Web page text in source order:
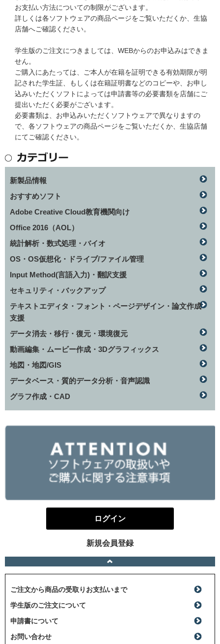
お支払い方法についての制限がございます。
詳しくは各ソフトウェアの商品ページをご覧いただくか、生協
店舗へご確認ください。
学生版のご注文につきましては、WEBからのお申込みはできま
せん。
ご購入にあたっては、ご本人が在籍を証明できる有効期限が明
記された学生証、もしくは在籍証明書などのコピーや、お申し
込みいただくソフトによっては申請書等の必要書類を店舗にご
提出いただく必要がございます。
必要書類は、お申込みいただくソフトウェアで異なりますの
で、各ソフトウェアの商品ページをご覧いただくか、生協店舗
にてご確認ください。
新製品情報
おすすめソフト
Adobe Creative Cloud教育機関向け
Office 2016（AOL）
統計解析・数式処理・バイオ
OS・OS仮想化・ドライブ/ファイル管理
Input Method(言語入力)・翻訳支援
セキュリティ・バックアップ
テキストエディタ・フォント・ページデザイン・論文作成
支援
データ消去・移行・復元・環境復元
動画編集・ムービー作成・3Dグラフィックス
地図・地図/GIS
データベース・質的データ分析・音声認識
グラフ作成・CAD
ログイン
新規会員登録
ご注文から商品の受取りお支払いまで
学生版のご注文について
申請書について
お問い合わせ